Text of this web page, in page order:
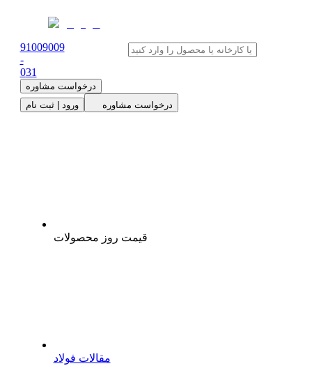
91009009
-
031
درخواست مشاوره
ورود | ثبت نام
درخواست مشاوره
قیمت روز محصولات
مقالات فولاد